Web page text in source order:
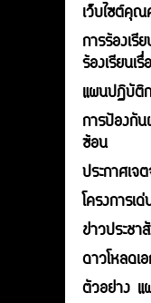
เว็บไซต์คุณ
การร้องเรี
ร้องเรียนเ
แผนปฏิบัติก
การป้องกั
ซ้อน
ประกาศเจ
โครงการเ
ข่าวประช
ดาวโหลดเ
ตัวอย่าง แ